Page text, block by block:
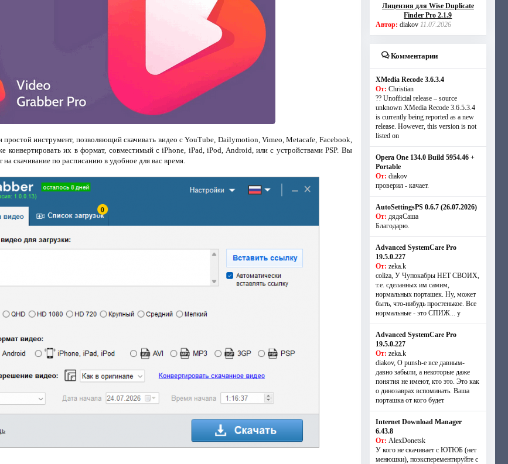
инструмент, позволяющий скачивать видео с YouTube, Dailymotion, Vimeo, Metacafe, Facebook,
конвертировать их в формат, совместимый с iPhone, iPad, iPod, Android, или с устройствами PSP. Вы
скачивание по расписанию в удобное для вас время.
Лицензия для Wise Duplicate
Finder Pro 2.1.9
Автор: diakov 11.07.2026
Комментарии
XMedia Recode 3.6.3.4
От: Christian
?? Unofficial release – source
unknown XMedia Recode 3.6.5.3.4
is currently being reported as a new
release. However, this version is not
listed on
Opera One 134.0 Build 5954.46 +
Portable
От: diakov
проверил - качает.
AutoSettingsPS 0.6.7 (26.07.2026)
От: дядяСаша
Благодарю.
Advanced SystemCare Pro
19.5.0.227
От: zeka.k
coliza, У Чупокабры НЕТ СВОИХ,
т.е. сделанных им самим,
нормальных порташек. Ну, может
быть, что-нибудь простенькое. Все
нормальные - это СПИЖ... у
Advanced SystemCare Pro
19.5.0.227
От: zeka.k
diakov, О punsh-е все давным-
давно забыли, а некоторые даже
понятия не имеют, кто это. Это как
о динозаврах вспоминать. Ваша
порташка от кого будет
Internet Download Manager
6.43.8
От: AlexDonetsk
У кого не скачивает с ЮТЮБ (нет
менюшки), поэксперементируйте с